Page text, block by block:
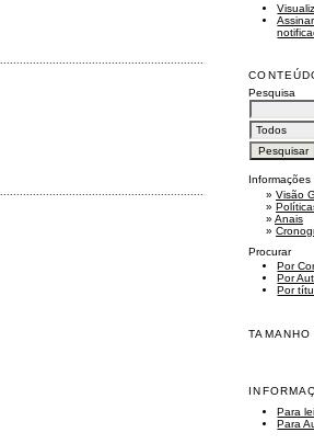
Assinar
Pesquisa
»Visão
»
»Anais
»
Procurar
Por
Por
Por
TAMANHO
Para
Para